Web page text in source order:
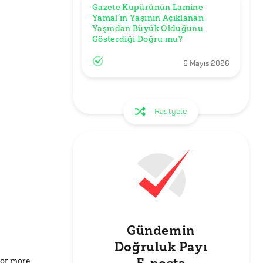
more
Gazete Kupürünün Lamine
Yamal’ın Yaşının Açıklanan
Yaşından Büyük Olduğunu
Gösterdiği Doğru mu?
6 Mayıs 2026
Rastgele
Gündemin
Doğruluk Payı